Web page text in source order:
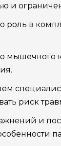
и
роль в
мышечного
риск
и